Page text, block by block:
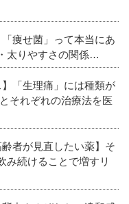
痩せ菌」って本当にあ
太りやすさの関係…
】「生理痛」には種類が
それぞれの治療法を医
者が見直したい薬】そ
続けることで増すリ